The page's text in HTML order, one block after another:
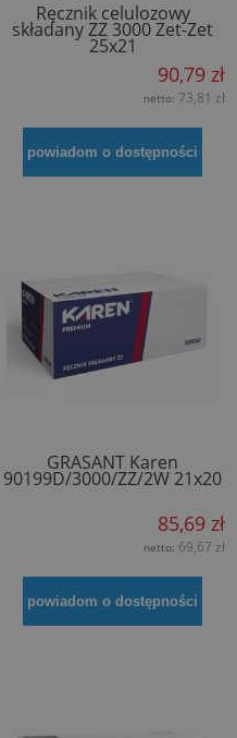
Ręcznik celulozowy
składany ZZ 3000 Zet-Zet
25x21
90,79 zł
netto: 73,81 zł
powiadom o dostępności
GRASANT Karen
90199D/3000/ZZ/2W 21x20
85,69 zł
netto: 69,67 zł
powiadom o dostępności